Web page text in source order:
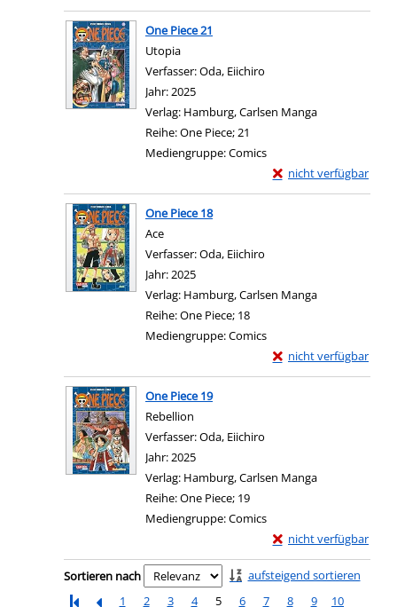
Zum Download von
One Piece 21
Utopia
Verfasser:Oda, Eiichiro
Jahr:2025
Verlag: Hamburg, Carlsen Manga
Reihe:One Piece; 21
Mediengruppe:Comics
nicht verfügbar
Exemplar-Details von
Zum Download von
One Piece 18
Ace
Verfasser:Oda, Eiichiro
Jahr:2025
Verlag: Hamburg, Carlsen Manga
Reihe:One Piece; 18
Mediengruppe:Comics
nicht verfügbar
Exemplar-Details von
Zum Download von
One Piece 19
Rebellion
Verfasser:Oda, Eiichiro
Jahr:2025
Verlag: Hamburg, Carlsen Manga
Reihe:One Piece; 19
Mediengruppe:Comics
nicht verfügbar
Exemplar-Details von
Zum Download von
Zu den Suchfiltern springen
Sortieren nach
aufsteigend sortieren
1
2 3 4 5 6 7 8 9 10